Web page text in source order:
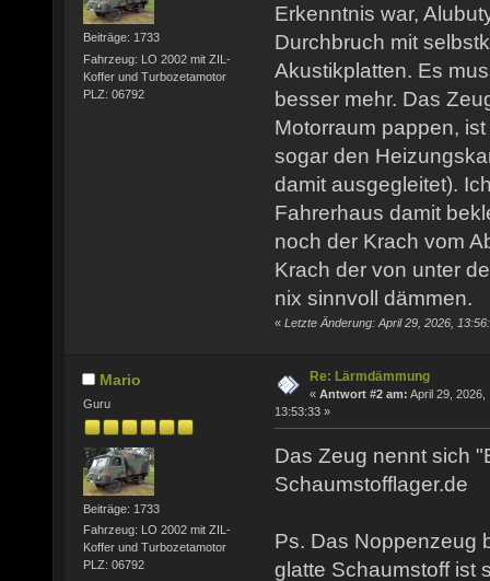
Beiträge: 1733
Fahrzeug: LO 2002 mit ZIL-
Koffer und Turbozetamotor
PLZ: 06792
Erkenntnis war,
Durchbruch mit
Akustikplatten. Es
besser mehr. Das
Motorraum pappen,
sogar den
damit ausgegleitet).
Fahrerhaus damit
noch der Krach vom
Krach der von unter
nix sinnvoll dämmen.
« Letzte Änderung: April 29, 2026,
Mario
Guru
Beiträge: 1733
Fahrzeug: LO 2002 mit ZIL-
Koffer und Turbozetamotor
PLZ: 06792
Re: Lärmdämmung
« Antwort #2 am: April 29, 2026,
13:53:33 »
Das Zeug nennt sich
Schaumstofflager.de
Ps. Das Noppenzeug
glatte Schaumstoff ist